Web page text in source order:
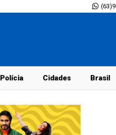
Polícia Cidades Brasil